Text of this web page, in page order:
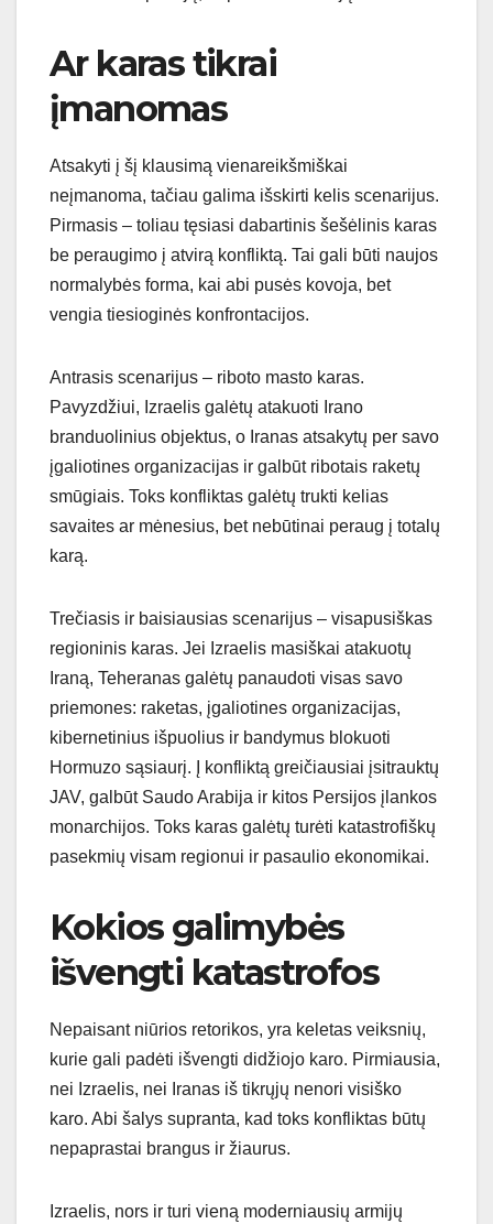
Ar karas tikrai
įmanomas
Atsakyti į šį klausimą vienareikšmiškai
neįmanoma, tačiau galima išskirti kelis scenarijus.
Pirmasis – toliau tęsiasi dabartinis šešėlinis karas
be peraugimo į atvirą konfliktą. Tai gali būti naujos
normalybės forma, kai abi pusės kovoja, bet
vengia tiesioginės konfrontacijos.
Antrasis scenarijus – riboto masto karas.
Pavyzdžiui, Izraelis galėtų atakuoti Irano
branduolinius objektus, o Iranas atsakytų per savo
įgaliotines organizacijas ir galbūt ribotais raketų
smūgiais. Toks konfliktas galėtų trukti kelias
savaites ar mėnesius, bet nebūtinai peraug į totalų
karą.
Trečiasis ir baisiausias scenarijus – visapusiškas
regioninis karas. Jei Izraelis masiškai atakuotų
Iraną, Teheranas galėtų panaudoti visas savo
priemones: raketas, įgaliotines organizacijas,
kibernetinius išpuolius ir bandymus blokuoti
Hormuzo sąsiaurį. Į konfliktą greičiausiai įsitrauktų
JAV, galbūt Saudo Arabija ir kitos Persijos įlankos
monarchijos. Toks karas galėtų turėti katastrofiškų
pasekmių visam regionui ir pasaulio ekonomikai.
Kokios galimybės
išvengti katastrofos
Nepaisant niūrios retorikos, yra keletas veiksnių,
kurie gali padėti išvengti didžiojo karo. Pirmiausia,
nei Izraelis, nei Iranas iš tikrųjų nenori visiško
karo. Abi šalys supranta, kad toks konfliktas būtų
nepaprastai brangus ir žiaurus.
Izraelis, nors ir turi vieną moderniausių armijų